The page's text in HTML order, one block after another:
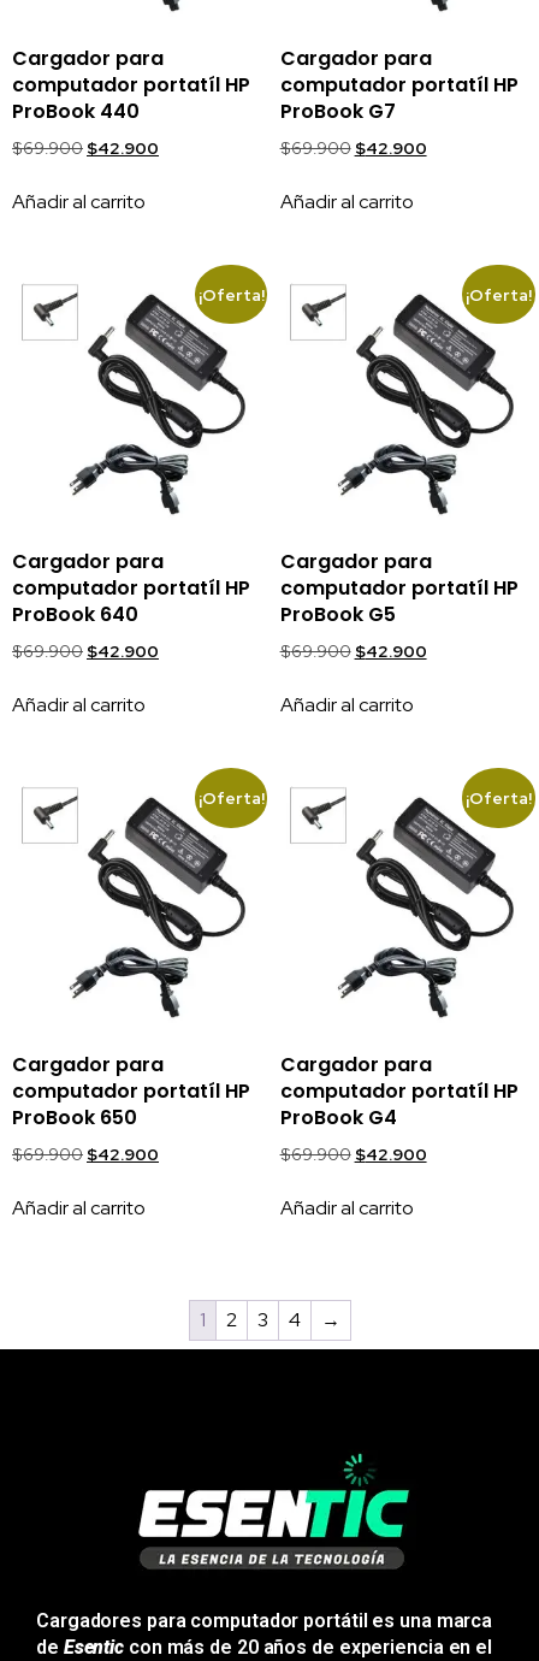
Cargador para
computador portatíl HP
ProBook 440
$69.900 $42.900
Añadir al carrito
Cargador para
computador portatíl HP
ProBook G7
$69.900 $42.900
Añadir al carrito
¡Oferta!
Cargador para
computador portatíl HP
ProBook 640
$69.900 $42.900
Añadir al carrito
¡Oferta!
Cargador para
computador portatíl HP
ProBook G5
$69.900 $42.900
Añadir al carrito
¡Oferta!
Cargador para
computador portatíl HP
ProBook 650
$69.900 $42.900
Añadir al carrito
¡Oferta!
Cargador para
computador portatíl HP
ProBook G4
$69.900 $42.900
Añadir al carrito
1 2 3 4 →
Cargadores para computador portátil es una marca
de Esentic con más de 20 años de experiencia en el